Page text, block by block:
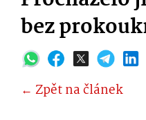
bez
← Zpět na článek